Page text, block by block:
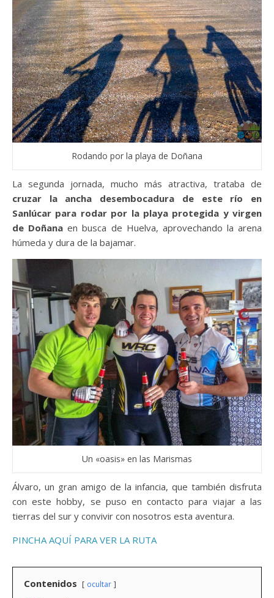
Rodando por la playa de Doñana
La segunda jornada, mucho más atractiva, trataba de
cruzar la ancha desembocadura de este río en
Sanlúcar para rodar por la playa protegida y virgen
de Doñana en busca de Huelva, aprovechando la arena
húmeda y dura de la bajamar.
Un «oasis» en las Marismas
Álvaro, un gran amigo de la infancia, que también disfruta
con este hobby, se puso en contacto para viajar a las
tierras del sur y convivir con nosotros esta aventura.
PINCHA AQUÍ PARA VER LA RUTA
Contenidos ocultar